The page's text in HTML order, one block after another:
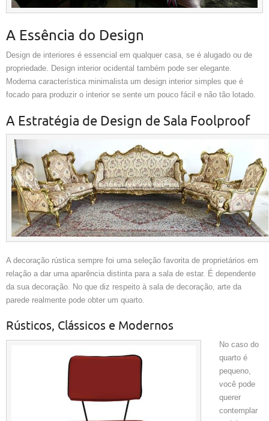
A Essência do Design
Design de interiores é essencial em qualquer casa, se é alugado ou de
propriedade. Design interior ocidental também pode ser elegante.
Moderna característica minimalista um design interior simples que é
focado para produzir o interior se sente um pouco fácil e não tão lotado.
A Estratégia de Design de Sala Foolproof
A decoração rústica sempre foi uma seleção favorita de proprietários em
relação a dar uma aparência distinta para a sala de estar. É dependente
da sua decoração. No que diz respeito à sala de decoração, arte da
parede realmente pode obter um quarto.
Rústicos, Clássicos e Modernos
No caso do
quarto é
pequeno,
você pode
querer
contemplar